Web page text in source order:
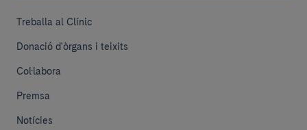
Treballa al Clínic
Donació d'òrgans i teixits
Col·labora
Premsa
Notícies